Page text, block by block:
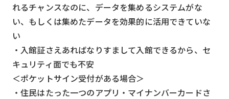
れるチャンスなのに、データを集めるシステムがな
い、もしくは集めたデータを効果的に活用できていな
い
・入館証さえあればなりすまして入館できるから、セ
キュリティ面でも不安
＜ポケットサイン受付がある場合＞
・住民はたった一つのアプリ・マイナンバーカードさ